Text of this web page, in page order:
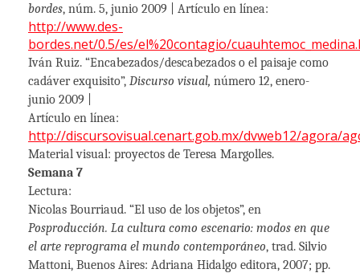
bordes, núm. 5, junio 2009 | Artículo en línea:
http://www.des-
bordes.net/0.5/es/el%20contagio/
Iván Ruiz. “Encabezados/descabezados o el paisaje como
cadáver exquisito”, Discurso visual, número 12, enero-
junio 2009 |
Artículo en línea:
http://discursovisual.cenart.gob.mx/dvweb12/agora/
Material visual: proyectos de Teresa Margolles.
Semana 7
Lectura:
Nicolas Bourriaud. “El uso de los objetos”, en
Posproducción. La cultura como escenario: modos en que
el arte reprograma el mundo contemporáneo, trad. Silvio
Mattoni, Buenos Aires: Adriana Hidalgo editora, 2007; pp.